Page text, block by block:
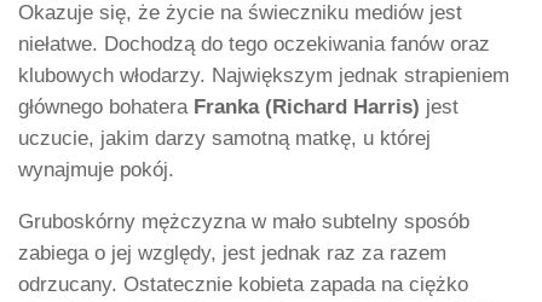
Okazuje się, że życie na świeczniku mediów jest
niełatwe. Dochodzą do tego oczekiwania fanów oraz
klubowych włodarzy. Największym jednak strapieniem
głównego bohatera Franka (Richard Harris) jest
uczucie, jakim darzy samotną matkę, u której
wynajmuje pokój.
Gruboskórny mężczyzna w mało subtelny sposób
zabiega o jej względy, jest jednak raz za razem
odrzucany. Ostatecznie kobieta zapada na ciężko